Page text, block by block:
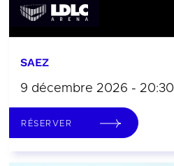
SAEZ
9 décembre 2026 - 20:30
RÉSERVER